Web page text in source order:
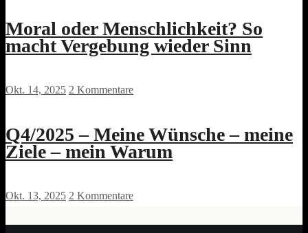
Moral oder Menschlichkeit? So
macht Vergebung wieder Sinn
Okt. 14, 2025 2 Kommentare
Q4/2025 – Meine Wünsche – meine
Ziele – mein Warum
Okt. 13, 2025 2 Kommentare